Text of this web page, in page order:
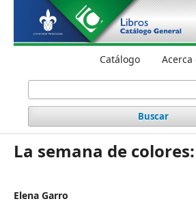
Catálogo Acerca
Buscar
La semana de
Elena Garro